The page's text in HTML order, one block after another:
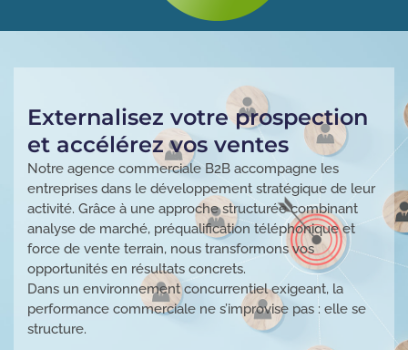
Externalisez votre prospection
et accélérez vos ventes
Notre agence commerciale B2B accompagne les
entreprises dans le développement stratégique de leur
activité. Grâce à une approche structurée combinant
analyse de marché, préqualification téléphonique et
force de vente terrain, nous transformons vos
opportunités en résultats concrets.
Dans un environnement concurrentiel exigeant, la
performance commerciale ne s’improvise pas : elle se
structure.